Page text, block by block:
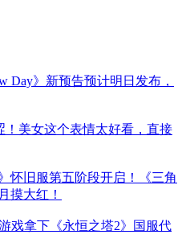
Day》新预告预计明日发布，
！美女这个表情太好看，直接
怀旧服第五阶段开启！《三角
摸大红！
戏拿下《永恒之塔2》国服代